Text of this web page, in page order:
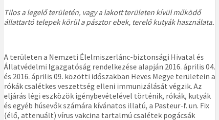
Tilos a legelő területén, vagy a lakott területen kívül működő
állattartó telepek körül a pásztor ebek, terelő kutyák használata.
A területen a Nemzeti Élelmiszerlánc-biztonsági Hivatal és
Állatvédelmi Igazgatóság rendelkezése alapján 2016. április 04.
és 2016. április 09. közötti időszakban Heves Megye területein a
rókák csalétkes veszettség elleni immunizálását végzik. Az
eljárás légi eszközök igénybevételével történik, rókák, kutyák
és egyéb húsevők számára kívánatos illatú, a Pasteur-f. un. Fix
(élő, attenuált) vírus vakcina tartalmú csalétek pogácsák